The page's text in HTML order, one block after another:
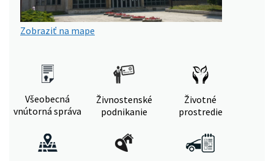
Zobraziť na mape
Všeobecná
vnútorná správa
Živnostenské
podnikanie
Životné
prostredie